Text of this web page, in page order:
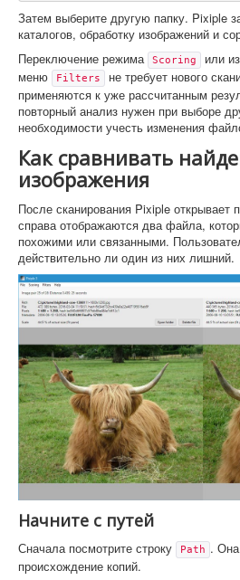
Затем выберите другую папку. Pixiple
каталогов, обработку изображений и
Переключение режима
Scoring
или
меню
Filters
не требует нового
применяются к уже рассчитанным
повторный анализ нужен при выборе
необходимости учесть изменения
Как сравнивать
изображения
После сканирования Pixiple открывает
справа отображаются два файла,
похожими или связанными.
действительно ли один из них лишний.
Начните с путей
Сначала посмотрите строку Path . Она
происхождение копий.